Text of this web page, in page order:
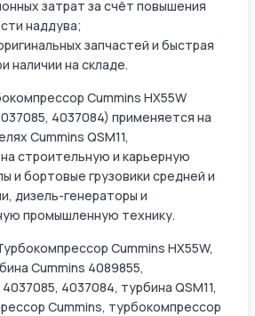
затрат за счёт повышения
наддува;
запчастей и быстрая
наличии на складе.
Cummins HX55W
4037084) применяется на
Cummins QSM11,
строительную и карьерную
и бортовые грузовики средней и
дизель-генераторы и
промышленную технику.
Cummins HX55W,
Cummins 4089855,
4037084, турбина QSM11,
Cummins, турбокомпрессор